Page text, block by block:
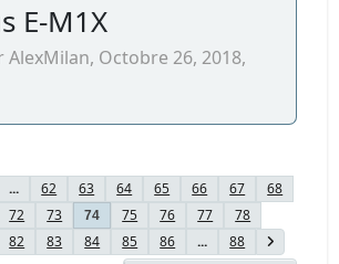
E-M1X
Octobre 26, 2018,
... 62 63 64 65 66 67
68
72 73 74 75 76 77
78
82 83 84 85 86 ... 88